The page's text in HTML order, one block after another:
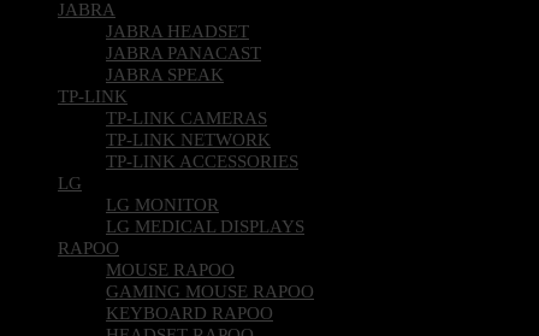
JABRA
JABRA HEADSET
JABRA PANACAST
JABRA SPEAK
TP-LINK
TP-LINK CAMERAS
TP-LINK NETWORK
TP-LINK ACCESSORIES
LG
LG MONITOR
LG MEDICAL DISPLAYS
RAPOO
MOUSE RAPOO
GAMING MOUSE RAPOO
KEYBOARD RAPOO